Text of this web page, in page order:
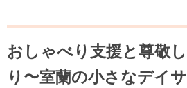
おしゃべり支援と尊敬
り〜室蘭の小さなデイ